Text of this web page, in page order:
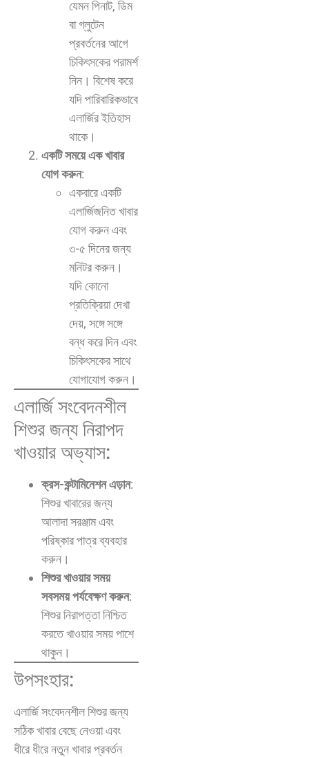
যেমন পিনাট, ডিম
বা গ্লুটেন
প্রবর্তনের আগে
চিকিৎসকের পরামর্শ
নিন। বিশেষ করে
যদি পারিবারিকভাবে
এলার্জির ইতিহাস
থাকে।
একটি সময়ে এক খাবার
যোগ করুন:
একবারে একটি
এলার্জিজনিত খাবার
যোগ করুন এবং
৩-৫ দিনের জন্য
মনিটর করুন।
যদি কোনো
প্রতিক্রিয়া দেখা
দেয়, সঙ্গে সঙ্গে
বন্ধ করে দিন এবং
চিকিৎসকের সাথে
যোগাযোগ করুন।
এলার্জি সংবেদনশীল
শিশুর জন্য নিরাপদ
খাওয়ার অভ্যাস:
ক্রস-কন্টামিনেশন এড়ান:
শিশুর খাবারের জন্য
আলাদা সরঞ্জাম এবং
পরিষ্কার পাত্র ব্যবহার
করুন।
শিশুর খাওয়ার সময়
সবসময় পর্যবেক্ষণ করুন:
শিশুর নিরাপত্তা নিশ্চিত
করতে খাওয়ার সময় পাশে
থাকুন।
উপসংহার:
এলার্জি সংবেদনশীল শিশুর জন্য
সঠিক খাবার বেছে নেওয়া এবং
ধীরে ধীরে নতুন খাবার প্রবর্তন